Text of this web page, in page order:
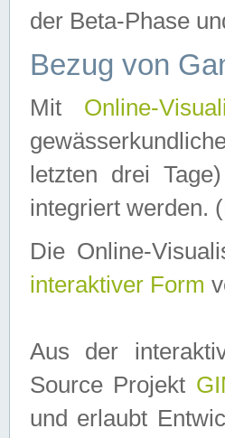
der Beta-Phase
Bezug von
Mit Online-
letzten drei
integriert werden. (
Die Online-
interaktiver Form
Aus der
Source Projekt
und erlaubt